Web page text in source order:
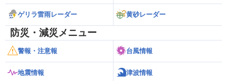
ゲリラ雷雨レーダー 黄砂レーダー
防災・減災メニュー
警報・注意報 台風情報
地震情報 津波情報